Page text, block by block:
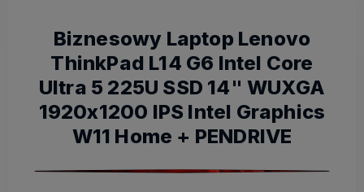
Biznesowy Laptop Lenovo
ThinkPad L14 G6 Intel Core
Ultra 5 225U SSD 14" WUXGA
1920x1200 IPS Intel Graphics
W11 Home + PENDRIVE